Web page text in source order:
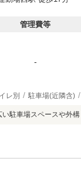
管理費等
-
レ別 駐車場(近隣含)
駐車場スペースや外